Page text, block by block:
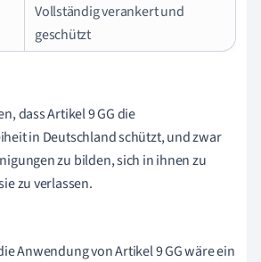
Vollständig verankert und
geschützt
dass Artikel 9 GG die
in Deutschland schützt, und zwar
zu bilden, sich in ihnen zu
zu verlassen.
Anwendung von Artikel 9 GG wäre ein